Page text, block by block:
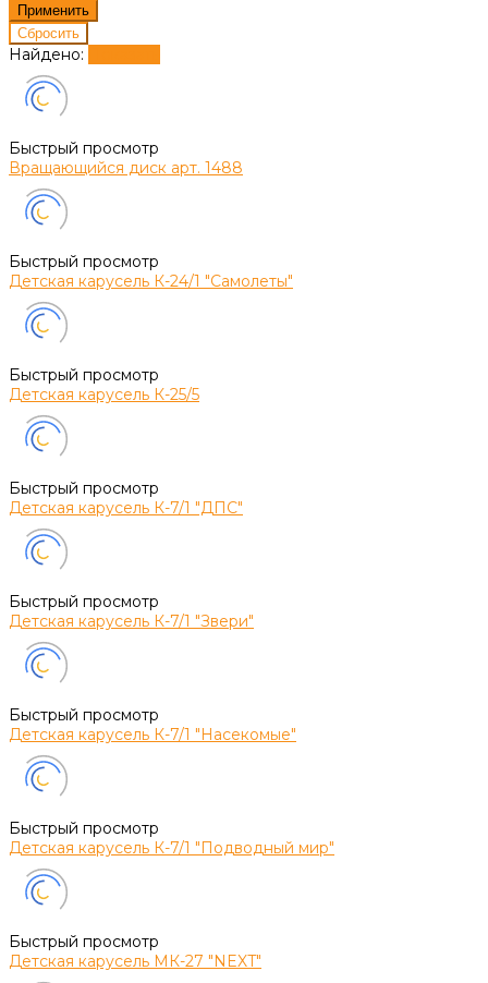
Найдено:
Быстрый просмотр
Вращающийся диск арт. 1488
Быстрый просмотр
Детская карусель К-24/1 "Самолеты"
Быстрый просмотр
Детская карусель К-25/5
Быстрый просмотр
Детская карусель К-7/1 "ДПС"
Быстрый просмотр
Детская карусель К-7/1 "Звери"
Быстрый просмотр
Детская карусель К-7/1 "Насекомые"
Быстрый просмотр
Детская карусель К-7/1 "Подводный мир"
Быстрый просмотр
Детская карусель МК-27 "NEXT"